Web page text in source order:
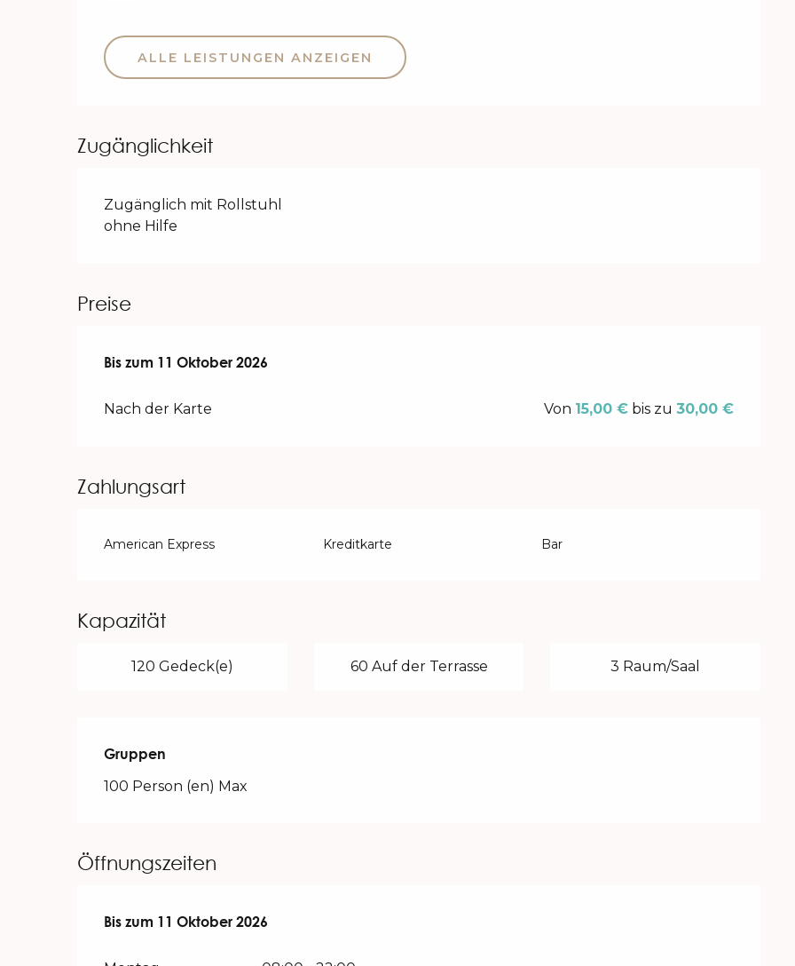
ALLE LEISTUNGEN ANZEIGEN
Zugänglichkeit
Zugänglich mit Rollstuhl
ohne Hilfe
Preise
ab 25 März 2026bis zum
Bis zum 11 Oktober 2026
Nach der Karte Von 15,00 € bis zu30,00 €
Zahlungsart
American Express Kreditkarte Bar
Kapazität
120 Gedeck(e) 60 Auf der Terrasse 3 Raum/Saal
Gruppen
Gruppen
100 Person (en) Max
Öffnungszeiten
vom25 März 2026bis zum
Bis zum 11 Oktober 2026